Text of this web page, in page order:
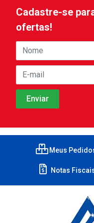
Cadastre-se
ofertas!
Meus
Notas